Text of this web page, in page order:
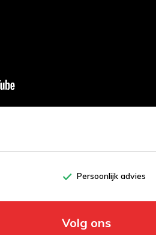
Persoonlijk advies
Volg ons